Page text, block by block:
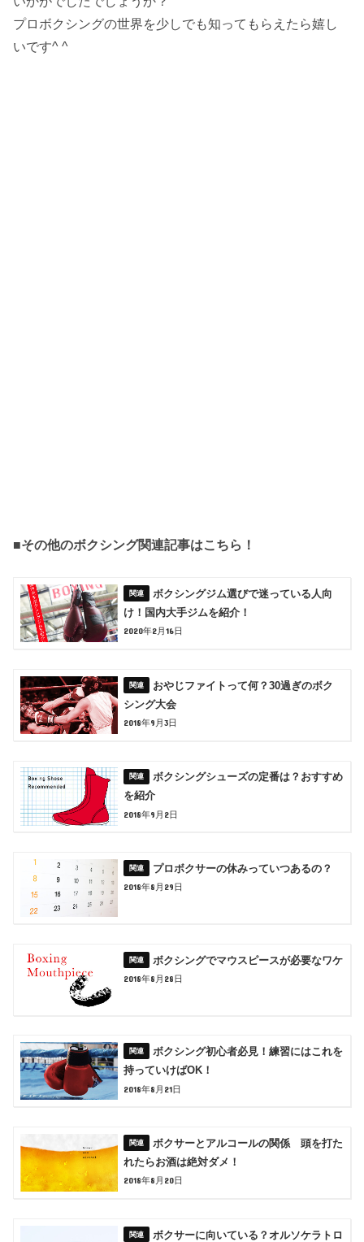
プロボクシングの世界を少しでも知ってもらえたら嬉し
いです^ ^
■その他のボクシング関連記事はこちら！
ボクシングジム選びで迷っている人向
け！国内大手ジムを紹介！
2020年2月16日
おやじファイトって何？30過ぎのボク
シング大会
2018年9月3日
ボクシングシューズの定番は？おすすめ
を紹介
2018年9月2日
プロボクサーの休みっていつあるの？
2018年8月29日
ボクシングでマウスピースが必要なワケ
2018年8月28日
ボクシング初心者必見！練習にはこれを
持っていけばOK！
2018年8月21日
ボクサーとアルコールの関係 頭を打た
れたらお酒は絶対ダメ！
2018年8月20日
ボクサーに向いている？オルソケラトロ